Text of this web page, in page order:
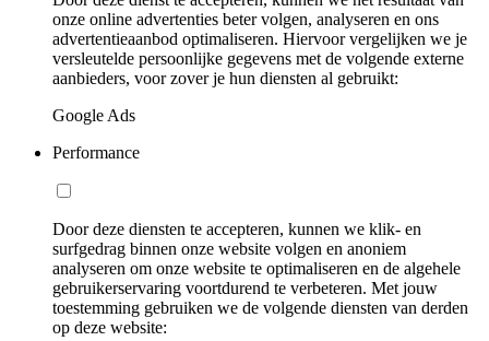
onze online advertenties beter volgen, analyseren en ons
advertentieaanbod optimaliseren. Hiervoor vergelijken we je
versleutelde persoonlijke gegevens met de volgende externe
aanbieders, voor zover je hun diensten al gebruikt:
Google Ads
Performance
Door deze diensten te accepteren, kunnen we klik- en
surfgedrag binnen onze website volgen en anoniem
analyseren om onze website te optimaliseren en de algehele
gebruikerservaring voortdurend te verbeteren. Met jouw
toestemming gebruiken we de volgende diensten van derden
op deze website: